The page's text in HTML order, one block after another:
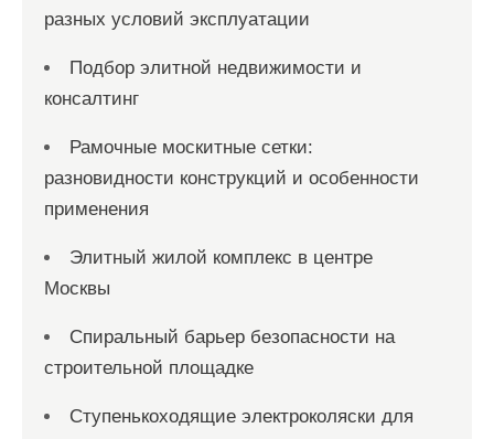
разных условий эксплуатации
Подбор элитной недвижимости и
консалтинг
Рамочные москитные сетки:
разновидности конструкций и особенности
применения
Элитный жилой комплекс в центре
Москвы
Спиральный барьер безопасности на
строительной площадке
Ступенькоходящие электроколяски для